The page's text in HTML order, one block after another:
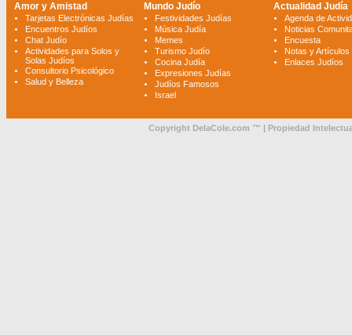
Amor y Amistad
Tarjetas Electrónicas Judías
Encuentros Judíos
Chat Judío
Actividades para Solos y
Solas Judíos
Consultorio Psicológico
Salud y Belleza
Mundo Judío
Festividades Judías
Música Judía
Memes
Turismo Judío
Cocina Judía
Expresiones Judías
Judíos Famosos
Israel
Actualidad Judía
Agenda de
Noticias
Encuesta
Notas y Artículos
Enlaces Judíos
Copyright DelaCole.com ™ | Propiedad